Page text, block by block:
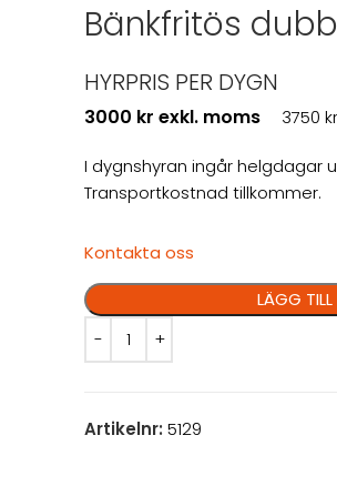
Bänkfritös
HYRPRIS PER DYGN
3000 kr exkl. moms 3750
I dygnshyran ingår helgdagar
Transportkostnad tillkommer.
Kontakta oss
LÄGG
Artikelnr: 5129